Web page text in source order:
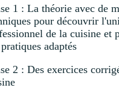
1 : La théorie avec de
pour découvrir
de la cuisine et
adaptés
2 : Des exercices